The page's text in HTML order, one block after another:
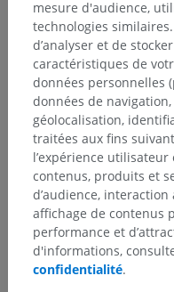
Galerie
mesure d'audience,
technologies
d’analyser et de
caractéristiques de
données personnelles
données de
géolocalisation,
traitées aux fins
l’expérience
contenus, produits et
d’audience, interaction
affichage de contenus
performance et
d'informations,
confidentialité.